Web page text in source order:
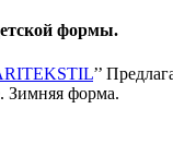
формы.
’’
Зимняя форма.